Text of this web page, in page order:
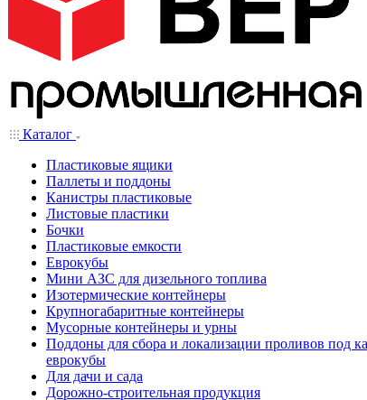
Каталог
Пластиковые ящики
Паллеты и поддоны
Канистры пластиковые
Листовые пластики
Бочки
Пластиковые емкости
Еврокубы
Мини АЗС для дизельного топлива
Изотермические контейнеры
Крупногабаритные контейнеры
Мусорные контейнеры и урны
Поддоны для сбора и локализации проливов под
еврокубы
Для дачи и сада
Дорожно-строительная продукция